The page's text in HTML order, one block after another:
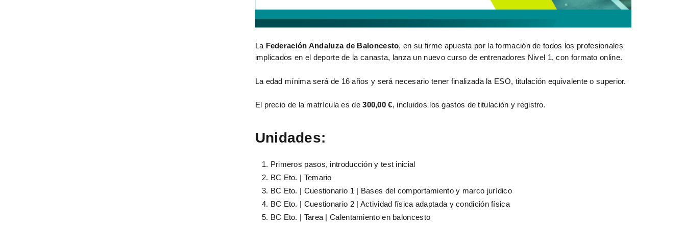
La Federación Andaluza de Baloncesto, en su firme apuesta por la formación de todos los profesionales
implicados en el deporte de la canasta, lanza un nuevo curso de entrenadores Nivel 1, con formato online.
La edad mínima será de 16 años y será necesario tener finalizada la ESO, titulación equivalente o superior.
El precio de la matrícula es de300,00 €, incluidos los gastos de titulación y registro.
Unidades:
Primeros pasos, introducción y test inicial
BC Eto. | Temario
BC Eto. | Cuestionario 1 | Bases del comportamiento y marco jurídico
BC Eto. | Cuestionario 2 | Actividad física adaptada y condición física
BC Eto. | Tarea | Calentamiento en baloncesto